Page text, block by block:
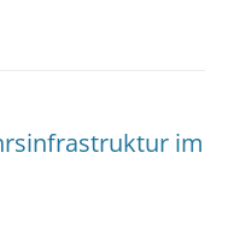
im